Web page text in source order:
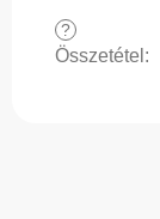
?
Összetétel :